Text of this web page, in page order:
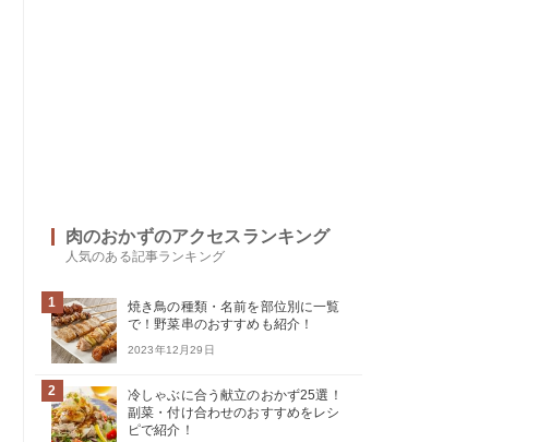
肉のおかずのアクセスランキング
人気のある記事ランキング
1
焼き鳥の種類・名前を部位別に一覧
で！野菜串のおすすめも紹介！
2023年12月29日
2
冷しゃぶに合う献立のおかず25選！
副菜・付け合わせのおすすめをレシ
ピで紹介！